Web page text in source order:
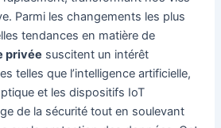
Parmi les changements les plus
tendances en matière de
privée suscitent un intérêt
telles que l’intelligence artificielle,
et les dispositifs IoT
de la sécurité tout en soulevant